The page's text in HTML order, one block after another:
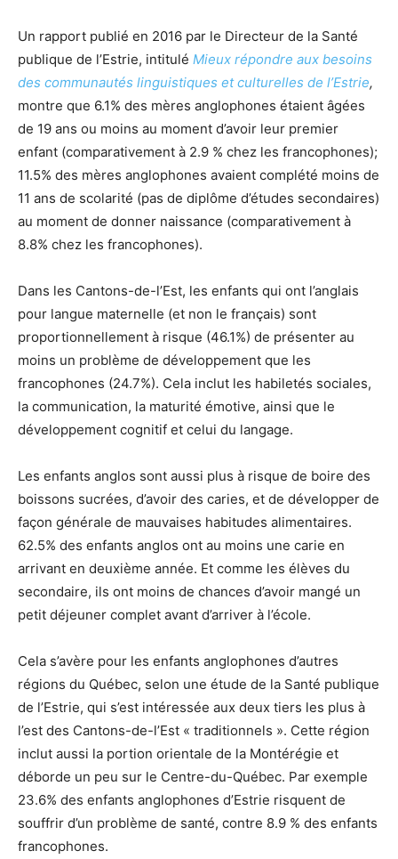
Un rapport publié en 2016 par le Directeur de la Santé
publique de l’Estrie, intitulé Mieux répondre aux besoins
des communautés linguistiques et culturelles de l’Estrie,
montre que 6.1% des mères anglophones étaient âgées
de 19 ans ou moins au moment d’avoir leur premier
enfant (comparativement à 2.9 % chez les francophones);
11.5% des mères anglophones avaient complété moins de
11 ans de scolarité (pas de diplôme d’études secondaires)
au moment de donner naissance (comparativement à
8.8% chez les francophones).
Dans les Cantons-de-l’Est, les enfants qui ont l’anglais
pour langue maternelle (et non le français) sont
proportionnellement à risque (46.1%) de présenter au
moins un problème de développement que les
francophones (24.7%). Cela inclut les habiletés sociales,
la communication, la maturité émotive, ainsi que le
développement cognitif et celui du langage.
Les enfants anglos sont aussi plus à risque de boire des
boissons sucrées, d’avoir des caries, et de développer de
façon générale de mauvaises habitudes alimentaires.
62.5% des enfants anglos ont au moins une carie en
arrivant en deuxième année. Et comme les élèves du
secondaire, ils ont moins de chances d’avoir mangé un
petit déjeuner complet avant d’arriver à l’école.
Cela s’avère pour les enfants anglophones d’autres
régions du Québec, selon une étude de la Santé publique
de l’Estrie, qui s’est intéressée aux deux tiers les plus à
l’est des Cantons-de-l’Est « traditionnels ». Cette région
inclut aussi la portion orientale de la Montérégie et
déborde un peu sur le Centre-du-Québec. Par exemple
23.6% des enfants anglophones d’Estrie risquent de
souffrir d’un problème de santé, contre 8.9 % des enfants
francophones.